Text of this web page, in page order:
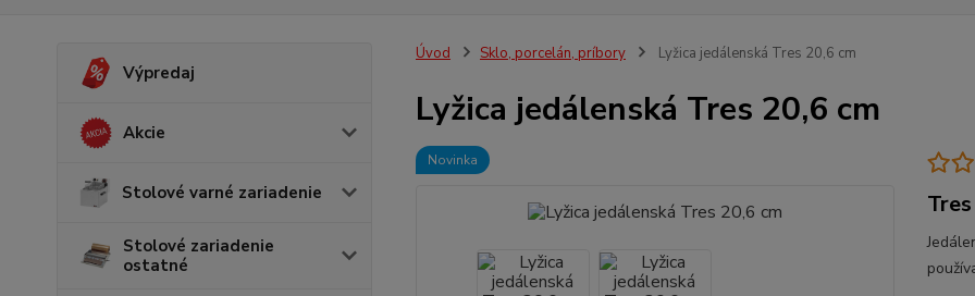
Výpredaj
Akcie
Stolové varné zariadenie
Stolové zariadenie
ostatné
Úvod Sklo, porcelán, príbory Lyžica jedálenská Tres 20,6 cm
Lyžica jedálenská Tres 20,6 cm
Novinka